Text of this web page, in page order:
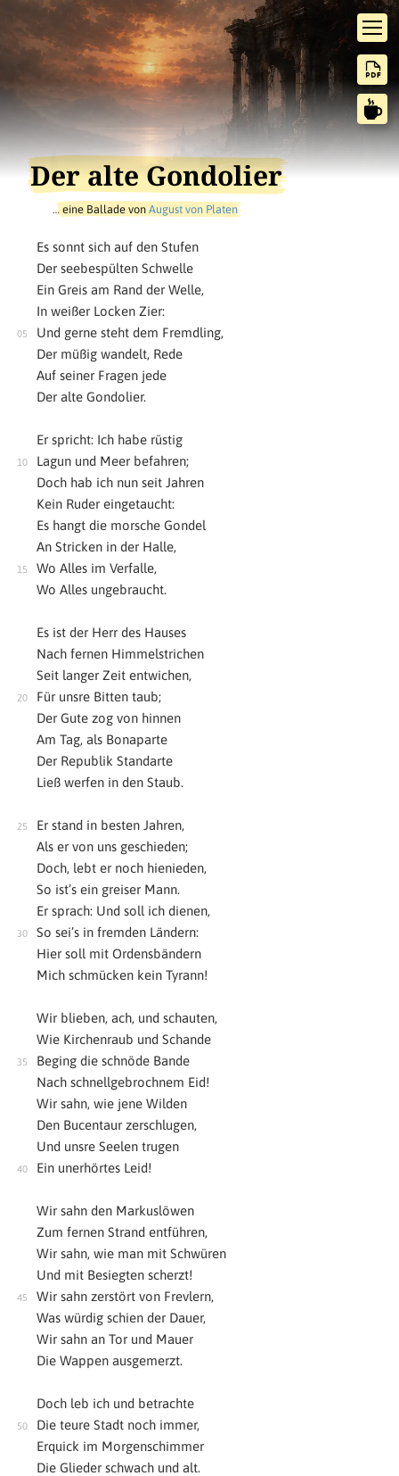
Der alte Gondolier
… eine Ballade vonAugust von Platen
Es sonnt sich auf den Stufen
Der seebespülten Schwelle
Ein Greis am Rand der Welle,
In weißer Locken Zier:
Und gerne steht dem Fremdling,
Der müßig wandelt, Rede
Auf seiner Fragen jede
Der alte Gondolier.
Er spricht: Ich habe rüstig
Lagun und Meer befahren;
Doch hab ich nun seit Jahren
Kein Ruder eingetaucht:
Es hangt die morsche Gondel
An Stricken in der Halle,
Wo Alles im Verfalle,
Wo Alles ungebraucht.
Es ist der Herr des Hauses
Nach fernen Himmelstrichen
Seit langer Zeit entwichen,
Für unsre Bitten taub;
Der Gute zog von hinnen
Am Tag, als Bonaparte
Der Republik Standarte
Ließ werfen in den Staub.
Er stand in besten Jahren,
Als er von uns geschieden;
Doch, lebt er noch hienieden,
So ist’s ein greiser Mann.
Er sprach: Und soll ich dienen,
So sei’s in fremden Ländern:
Hier soll mit Ordensbändern
Mich schmücken kein Tyrann!
Wir blieben, ach, und schauten,
Wie Kirchenraub und Schande
Beging die schnöde Bande
Nach schnellgebrochnem Eid!
Wir sahn, wie jene Wilden
Den Bucentaur zerschlugen,
Und unsre Seelen trugen
Ein unerhörtes Leid!
Wir sahn den Markuslöwen
Zum fernen Strand entführen,
Wir sahn, wie man mit Schwüren
Und mit Besiegten scherzt!
Wir sahn zerstört von Frevlern,
Was würdig schien der Dauer,
Wir sahn an Tor und Mauer
Die Wappen ausgemerzt.
Doch leb ich und betrachte
Die teure Stadt noch immer,
Erquick im Morgenschimmer
Die Glieder schwach und alt.